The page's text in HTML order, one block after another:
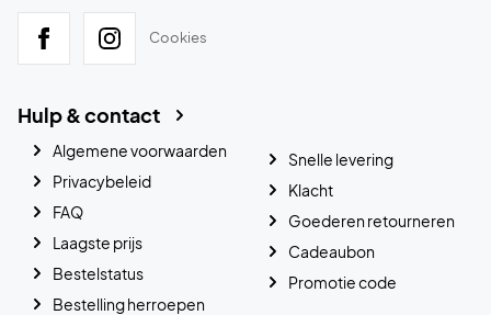
Cookies
Hulp & contact
Algemene voorwaarden
Privacybeleid
FAQ
Laagste prijs
Bestelstatus
Bestelling herroepen
Snelle levering
Klacht
Goederen retourneren
Cadeaubon
Promotie code